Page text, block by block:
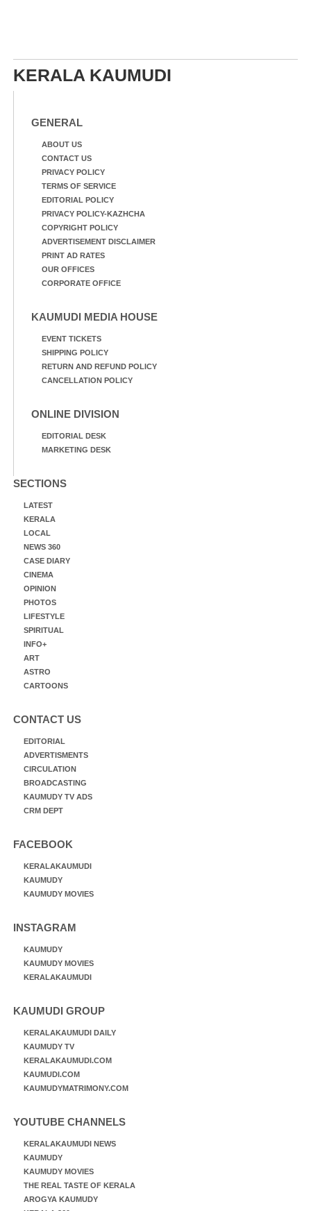
KERALA KAUMUDI
GENERAL
ABOUT US
CONTACT US
PRIVACY POLICY
TERMS OF SERVICE
EDITORIAL POLICY
PRIVACY POLICY-KAZHCHA
COPYRIGHT POLICY
ADVERTISEMENT DISCLAIMER
PRINT AD RATES
OUR OFFICES
CORPORATE OFFICE
KAUMUDI MEDIA HOUSE
EVENT TICKETS
SHIPPING POLICY
RETURN AND REFUND POLICY
CANCELLATION POLICY
ONLINE DIVISION
EDITORIAL DESK
MARKETING DESK
SECTIONS
LATEST
KERALA
LOCAL
NEWS 360
CASE DIARY
CINEMA
OPINION
PHOTOS
LIFESTYLE
SPIRITUAL
INFO+
ART
ASTRO
CARTOONS
CONTACT US
EDITORIAL
ADVERTISMENTS
CIRCULATION
BROADCASTING
KAUMUDY TV ADS
CRM DEPT
FACEBOOK
KERALAKAUMUDI
KAUMUDY
KAUMUDY MOVIES
INSTAGRAM
KAUMUDY
KAUMUDY MOVIES
KERALAKAUMUDI
KAUMUDI GROUP
KERALAKAUMUDI DAILY
KAUMUDY TV
KERALAKAUMUDI.COM
KAUMUDI.COM
KAUMUDYMATRIMONY.COM
YOUTUBE CHANNELS
KERALAKAUMUDI NEWS
KAUMUDY
KAUMUDY MOVIES
THE REAL TASTE OF KERALA
AROGYA KAUMUDY